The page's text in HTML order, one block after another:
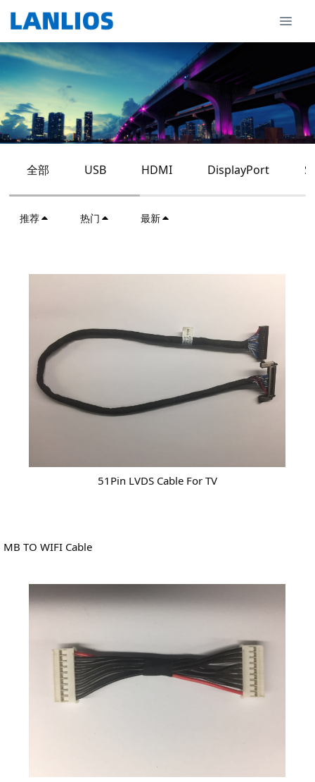
全部 USB HDMI DisplayPort
推荐 热门 最新
51Pin LVDS Cable For TV
MB TO WIFI Cable